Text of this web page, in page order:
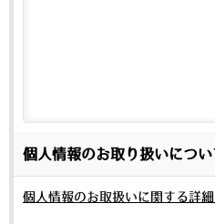
個人情報のお取り扱いについ
個人情報のお取扱いに関する詳